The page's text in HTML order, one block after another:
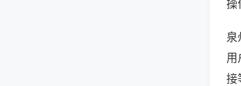
操
泉
用
接